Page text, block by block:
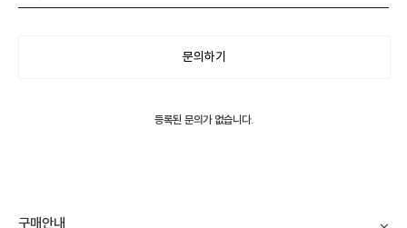
문의하기
등록된 문의가 없습니다.
구매안내